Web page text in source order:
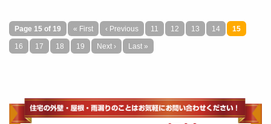
Page 15 of 19 « First ‹ Previous 11 12 13 14 15
16 17 18 19 Next › Last »